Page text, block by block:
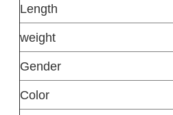
Length
weight
Gender
Color